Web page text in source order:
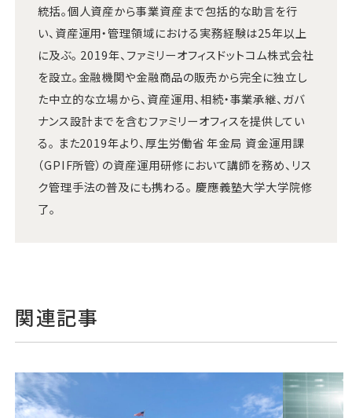
統括。個人資産から事業資産まで包括的な助言を行
い、資産運用・管理領域における実務経験は25年以上
に及ぶ。 2019年、ファミリーオフィスドットコム株式会社
を設立。金融機関や金融商品の販売から完全に独立し
た中立的な立場から、資産運用、相続・事業承継、ガバ
ナンス設計までを含むファミリーオフィスを提供してい
る。 また2019年より、厚生労働省 年金局 資金運用課
（GPIF所管）の資産運用研修において講師を務め、リス
ク管理手法の普及にも携わる。 慶應義塾大学大学院修
了。
関連記事